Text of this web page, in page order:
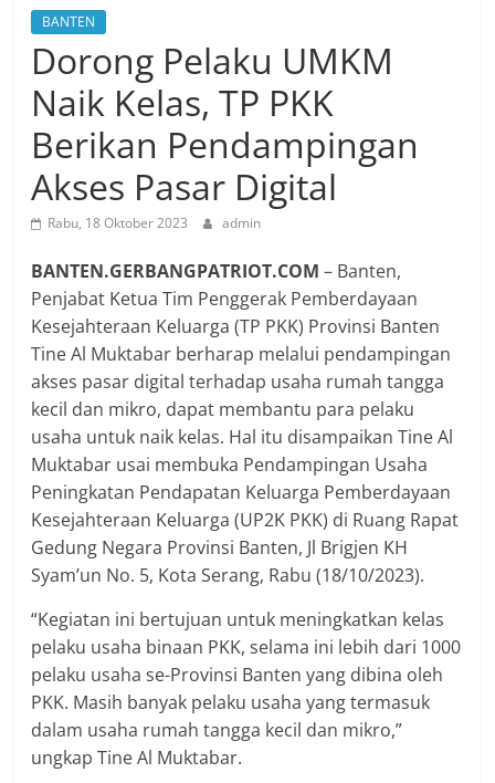
BANTEN
Dorong Pelaku UMKM
Naik Kelas, TP PKK
Berikan Pendampingan
Akses Pasar Digital
Rabu, 18 Oktober 2023 admin
BANTEN.GERBANGPATRIOT.COM – Banten,
Penjabat Ketua Tim Penggerak Pemberdayaan
Kesejahteraan Keluarga (TP PKK) Provinsi Banten
Tine Al Muktabar berharap melalui pendampingan
akses pasar digital terhadap usaha rumah tangga
kecil dan mikro, dapat membantu para pelaku
usaha untuk naik kelas. Hal itu disampaikan Tine Al
Muktabar usai membuka Pendampingan Usaha
Peningkatan Pendapatan Keluarga Pemberdayaan
Kesejahteraan Keluarga (UP2K PKK) di Ruang Rapat
Gedung Negara Provinsi Banten, Jl Brigjen KH
Syam’un No. 5, Kota Serang, Rabu (18/10/2023).
“Kegiatan ini bertujuan untuk meningkatkan kelas
pelaku usaha binaan PKK, selama ini lebih dari 1000
pelaku usaha se-Provinsi Banten yang dibina oleh
PKK. Masih banyak pelaku usaha yang termasuk
dalam usaha rumah tangga kecil dan mikro,”
ungkap Tine Al Muktabar.